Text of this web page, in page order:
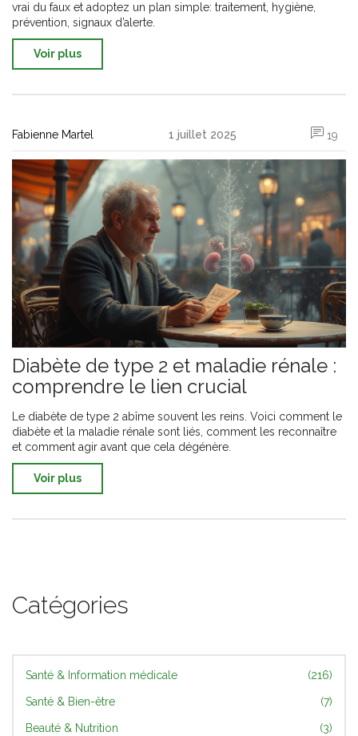
vrai du faux et adoptez un plan simple: traitement, hygiène,
prévention, signaux d’alerte.
Voir plus
Fabienne Martel 1 juillet 2025 19
Diabète de type 2 et maladie rénale :
comprendre le lien crucial
Le diabète de type 2 abîme souvent les reins. Voici comment le
diabète et la maladie rénale sont liés, comment les reconnaître
et comment agir avant que cela dégénère.
Voir plus
Catégories
Santé & Information médicale (216)
Santé & Bien-être (7)
Beauté & Nutrition (3)